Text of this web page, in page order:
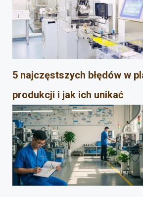
5 najczęstszych błędów w
produkcji i jak ich unikać